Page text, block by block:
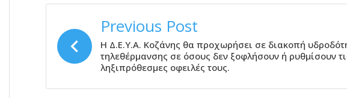
ΠΛΟΉΓΗΣΗ
ΆΡΘΡΩΝPrevious Post
Η Δ.Ε.Υ.Α. Κοζάνης θα προχωρήσει σε διακοπή
τηλεθέρμανσης σε όσους δεν ξοφλήσουν ή ρυθμίσουν
ληξιπρόθεσμες οφειλές τους.